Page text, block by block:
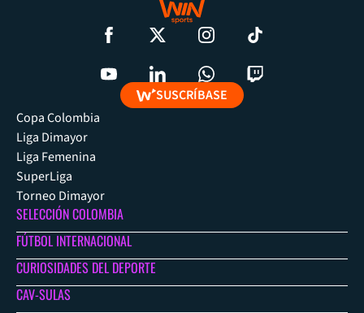
SUSCRÍBASE
Copa Colombia
Liga Dimayor
Liga Femenina
SuperLiga
Torneo Dimayor
SELECCIÓN COLOMBIA
FÚTBOL INTERNACIONAL
CURIOSIDADES DEL DEPORTE
CAV-SULAS